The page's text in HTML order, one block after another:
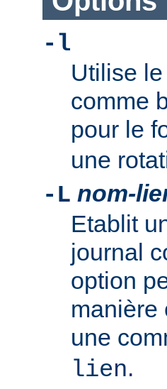
-l
Utilise
comme
pour le
une
-L nom-
Etablit
journal
option
manière
une
lien.